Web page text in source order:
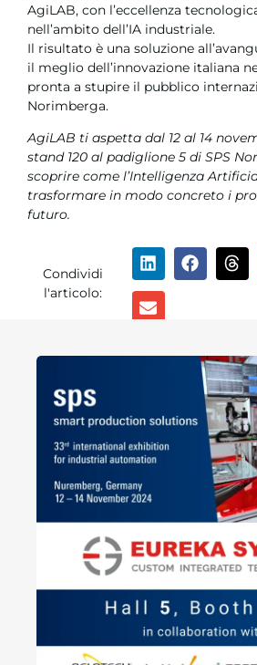
AgiLAB, con l’eccellenza
nell’ambito dell’IA industriale.
Il risultato è una soluzione
il meglio dell’innovazione italiana
pronta a stupire il pubblico
Norimberga.
AgiLAB ti aspetta dal 12 al 14
stand 120 al padiglione 5 di SPS
scoprire come l’Intelligenza
trasformare in modo concreto i
futuro.
Condividi
l'articolo: